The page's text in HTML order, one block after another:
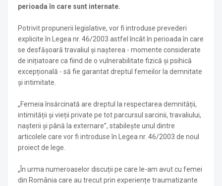
perioada în care sunt internate.
Potrivit propunerii legislative, vor fi introduse prevederi
explicite în Legea nr. 46/2003 astfel încât în perioada în care
se desfășoară travaliul și nașterea - momente considerate
de inițiatoare ca fiind de o vulnerabilitate fizică și psihică
excepțională - să fie garantat dreptul femeilor la demnitate
și intimitate.
„Femeia însărcinată are dreptul la respectarea demnității,
intimității și vieții private pe tot parcursul sarcinii, travaliului,
nașterii și până la externare”, stabilește unul dintre
articolele care vor fi introduse în Legea nr. 46/2003 de noul
proiect de lege.
„În urma numeroaselor discuții pe care le-am avut cu femei
din România care au trecut prin experiențe traumatizante